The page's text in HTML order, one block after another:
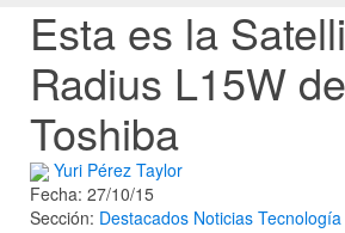
Esta es la
Radius L15W de
Toshiba
Yuri Pérez Taylor
Fecha: 27/10/15
Sección: Destacados Noticias Tecnología